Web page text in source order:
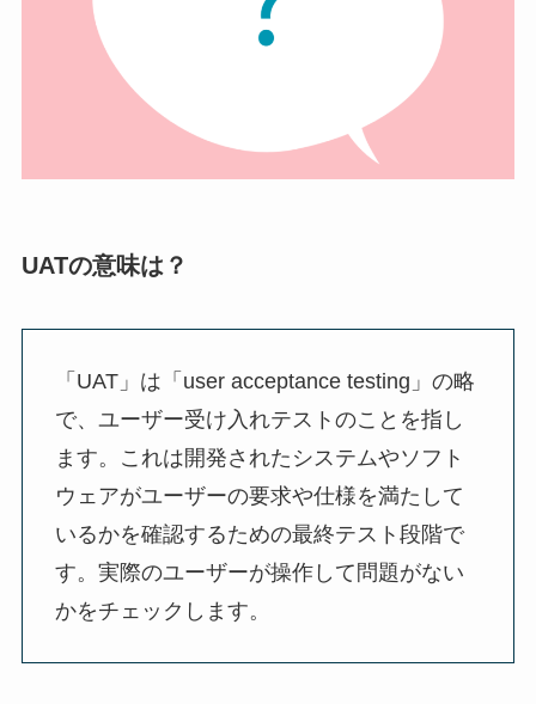
UATの意味は？
「UAT」は「user acceptance testing」の略
で、ユーザー受け入れテストのことを指し
ます。これは開発されたシステムやソフト
ウェアがユーザーの要求や仕様を満たして
いるかを確認するための最終テスト段階で
す。実際のユーザーが操作して問題がない
かをチェックします。